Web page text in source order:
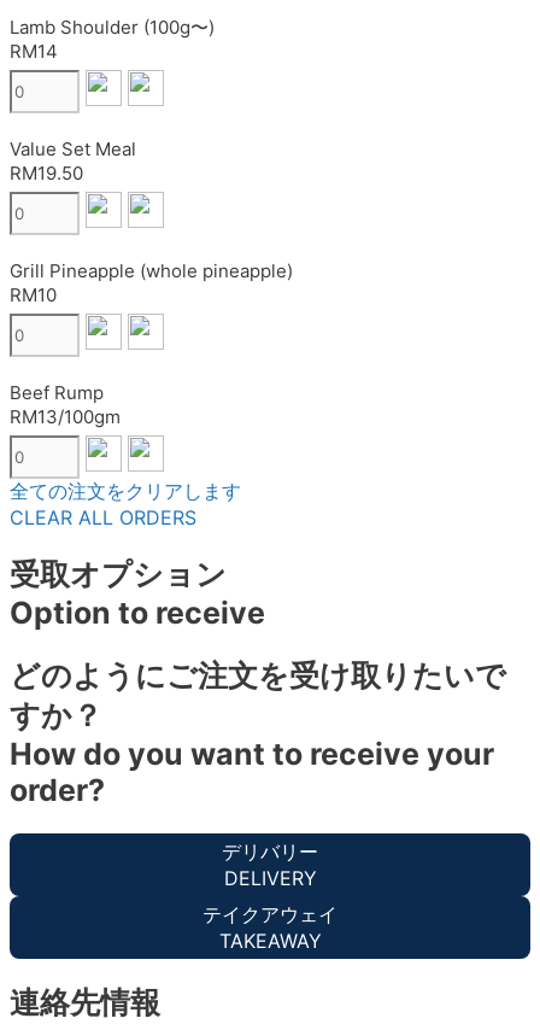
Lamb Shoulder (100g〜)
RM14
Value Set Meal
RM19.50
Grill Pineapple (whole pineapple)
RM10
Beef Rump
RM13/100gm
全ての注文をクリアします
CLEAR ALL ORDERS
受取オプション
Option to receive
どのようにご注文を受け取りたいで
すか？
How do you want to receive your
order?
デリバリー
DELIVERY
テイクアウェイ
TAKEAWAY
連絡先情報